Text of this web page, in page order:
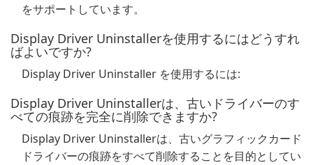
をサポートしています。
Display Driver Uninstallerを使用するにはどうすれ
ばよいですか?
Display Driver Uninstaller を使用するには:
Display Driver Uninstallerは、古いドライバーのす
べての痕跡を完全に削除できますか?
Display Driver Uninstallerは、古いグラフィックカード
ドライバーの痕跡をすべて削除することを目的としてい